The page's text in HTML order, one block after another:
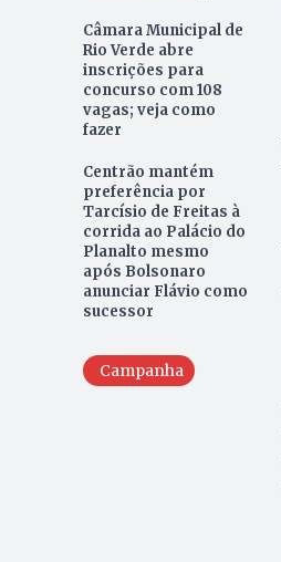
Câmara Municipal de
Rio Verde abre
inscrições para
concurso com 108
vagas; veja como
fazer
Centrão mantém
preferência por
Tarcísio de Freitas à
corrida ao Palácio do
Planalto mesmo
após Bolsonaro
anunciar Flávio como
sucessor
Campanha